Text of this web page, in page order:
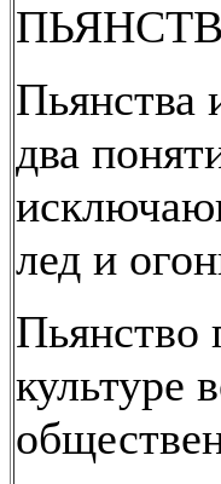
Пьянства
два
лед и
Пьянство
культуре